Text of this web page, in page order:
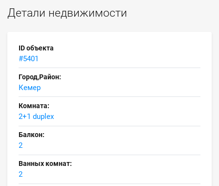
Детали недвижимости
ID объекта
#5401
Город,Район:
Кемер
Комната:
2+1 duplex
Балкон:
2
Ванных комнат:
2